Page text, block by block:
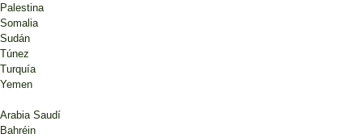
Palestina
Somalia
Sudán
Túnez
Turquía
Yemen
Arabia Saudí
Bahréin